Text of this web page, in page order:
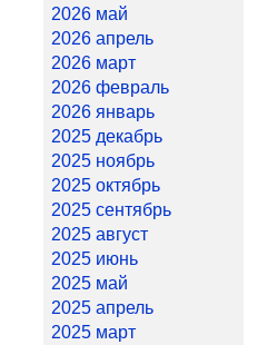
2026 май
2026 апрель
2026 март
2026 февраль
2026 январь
2025 декабрь
2025 ноябрь
2025 октябрь
2025 сентябрь
2025 август
2025 июнь
2025 май
2025 апрель
2025 март